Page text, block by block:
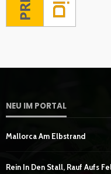
NEU IM PORTAL
Mallorca Am Elbstrand
Rein In Den Stall, Rauf Aufs